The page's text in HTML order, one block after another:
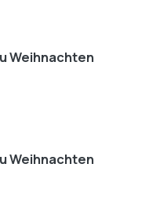
Weihnachten
Weihnachten